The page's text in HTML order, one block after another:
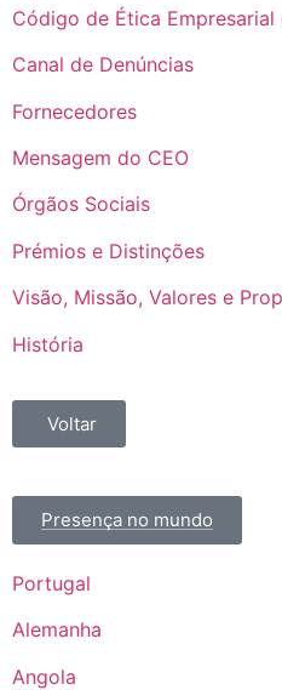
Código de Ética Empresarial
Canal de Denúncias
Fornecedores
Mensagem do CEO
Órgãos Sociais
Prémios e Distinções
Visão, Missão, Valores e
História
Voltar
Presença no mundo
Portugal
Alemanha
Angola